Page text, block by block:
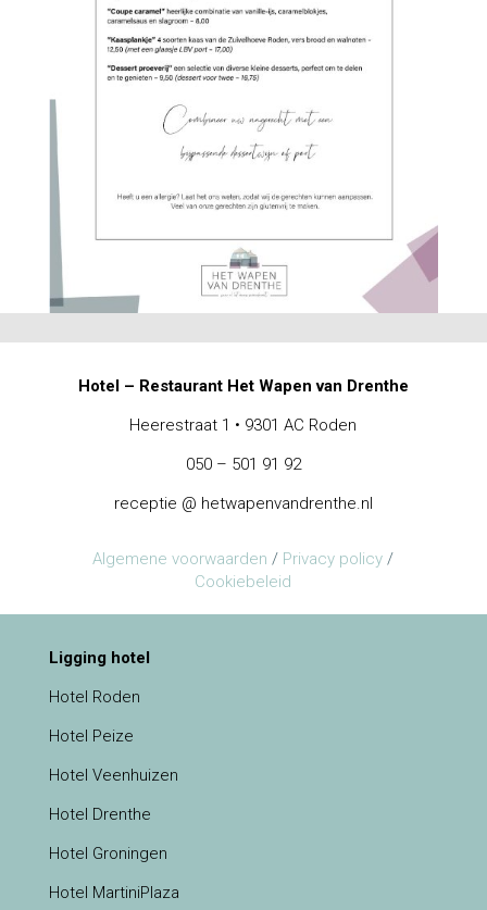
Hotel – Restaurant Het Wapen van Drenthe
Heerestraat 1 • 9301 AC Roden
050 – 501 91 92
receptie @ hetwapenvandrenthe.nl
Algemene voorwaarden / Privacy policy /
Cookiebeleid
Ligging hotel
Hotel Roden
Hotel Peize
Hotel Veenhuizen
Hotel Drenthe
Hotel Groningen
Hotel MartiniPlaza